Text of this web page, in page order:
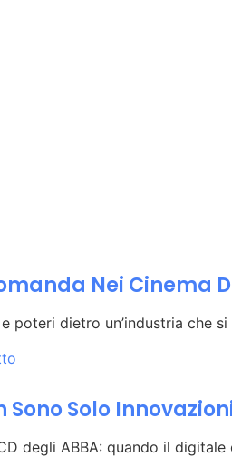
Nei Cinema
e poteri dietro un’industria che
Sono Solo
degli ABBA: quando il digitale